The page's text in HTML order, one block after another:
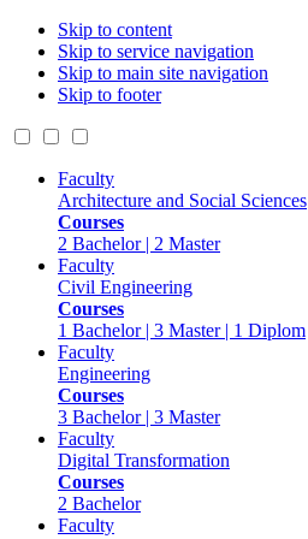
Skip to content
Skip to service navigation
Skip to main site navigation
Skip to footer
Faculty
Architecture and Social Sciences
Courses
2 Bachelor | 2 Master
Faculty
Civil Engineering
Courses
1 Bachelor | 3 Master | 1 Diplom
Faculty
Engineering
Courses
3 Bachelor | 3 Master
Faculty
Digital Transformation
Courses
2 Bachelor
Faculty